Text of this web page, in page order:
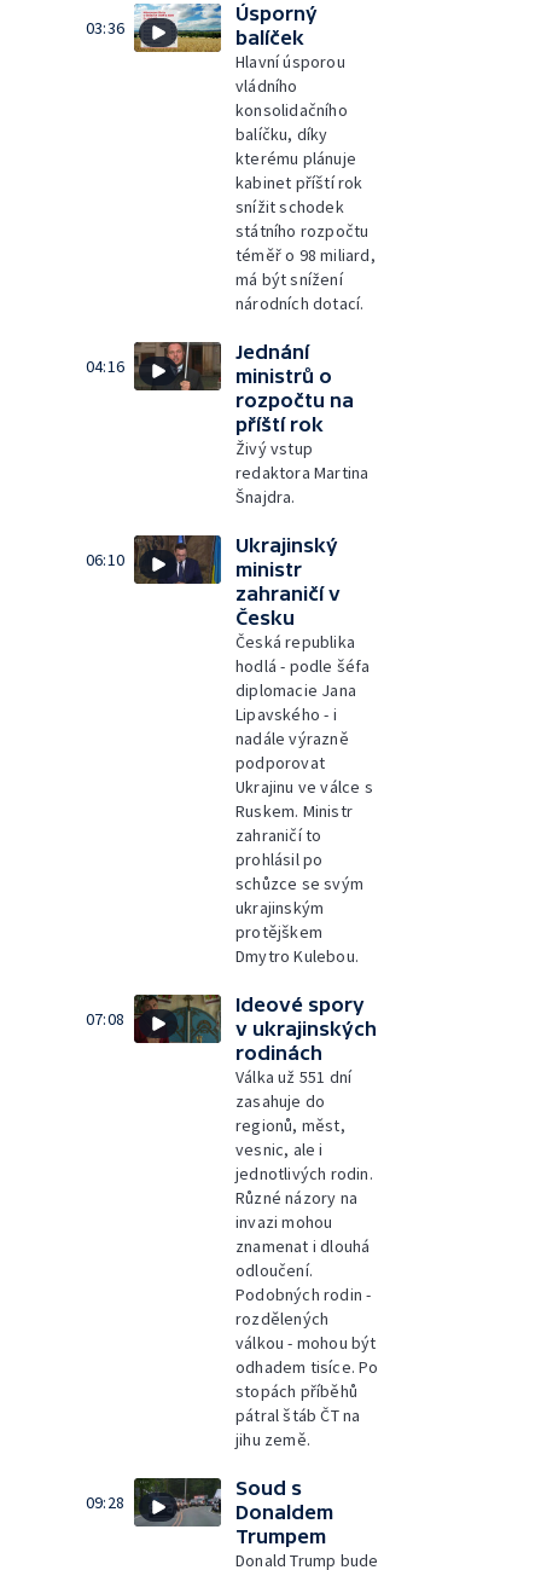
03:36
Úsporný
balíček
Hlavní úsporou
vládního
konsolidačního
balíčku, díky
kterému plánuje
kabinet příští rok
snížit schodek
státního rozpočtu
téměř o 98 miliard,
má být snížení
národních dotací.
04:16
Jednání
ministrů o
rozpočtu na
příští rok
Živý vstup
redaktora Martina
Šnajdra.
06:10
Ukrajinský
ministr
zahraničí v
Česku
Česká republika
hodlá - podle šéfa
diplomacie Jana
Lipavského - i
nadále výrazně
podporovat
Ukrajinu ve válce s
Ruskem. Ministr
zahraničí to
prohlásil po
schůzce se svým
ukrajinským
protějškem
Dmytro Kulebou.
07:08
Ideové spory
v ukrajinských
rodinách
Válka už 551 dní
zasahuje do
regionů, měst,
vesnic, ale i
jednotlivých rodin.
Různé názory na
invazi mohou
znamenat i dlouhá
odloučení.
Podobných rodin -
rozdělených
válkou - mohou být
odhadem tisíce. Po
stopách příběhů
pátral štáb ČT na
jihu země.
09:28
Soud s
Donaldem
Trumpem
Donald Trump bude